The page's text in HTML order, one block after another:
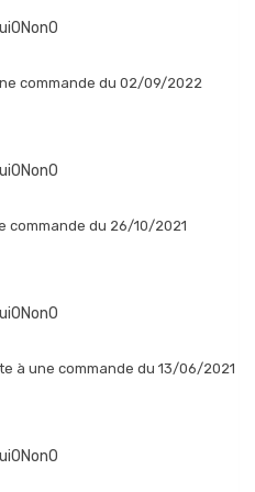
0Non0
commande du 02/09/2022
0Non0
commande du 26/10/2021
0Non0
à une commande du 13/06/2021
0Non0